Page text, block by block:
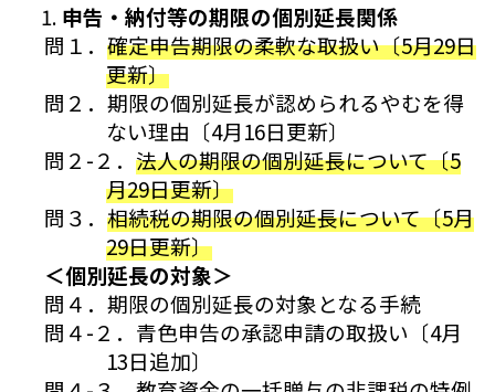
申告・納付等の期限の個別延長関係
問１． 確定申告期限の柔軟な取扱い〔5月29日
更新〕
問２．期限の個別延長が認められるやむを得
ない理由〔4月16日更新〕
問２-２． 法人の期限の個別延長について〔5
月29日更新〕
問３． 相続税の期限の個別延長について〔5月
29日更新〕
＜個別延長の対象＞
問４．期限の個別延長の対象となる手続
問４-２．青色申告の承認申請の取扱い〔4月
13日追加〕